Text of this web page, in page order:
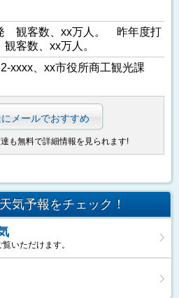
観客数、xx万人。 昨年度打
客数、xx万人。
xxxx、xx市役所商工観光課
メールでおすすめ
も無料で詳細情報を見られます!
気予報をチェック！
いただけます。